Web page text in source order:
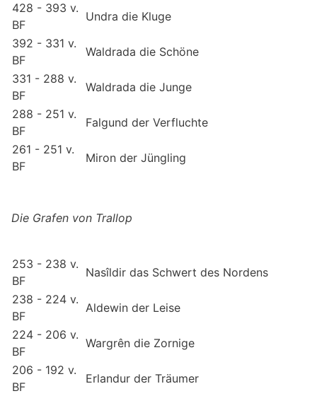
428 - 393 v.
BF
Undra die Kluge
392 - 331 v.
BF
Waldrada die Schöne
331 - 288 v.
BF
Waldrada die Junge
288 - 251 v.
BF
Falgund der Verfluchte
261 - 251 v.
BF
Miron der Jüngling
Die Grafen von Trallop
253 - 238 v.
BF
Nasîldir das Schwert des Nordens
238 - 224 v.
BF
Aldewin der Leise
224 - 206 v.
BF
Wargrên die Zornige
206 - 192 v.
BF
Erlandur der Träumer